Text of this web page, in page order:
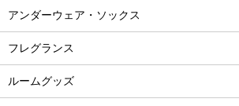
アンダーウェア・ソックス
フレグランス
ルームグッズ